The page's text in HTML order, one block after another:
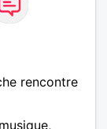
rencontre